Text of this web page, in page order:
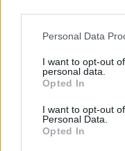
Personal Data
I want to opt-out
personal data.
Opted In
I want to opt-out
Personal Data.
Opted In
που θέλεις να
27 Φεβρουαρίου 2026
Ωρίων – Σπάνια
συνδέονται με
διαμόρφωσαν την